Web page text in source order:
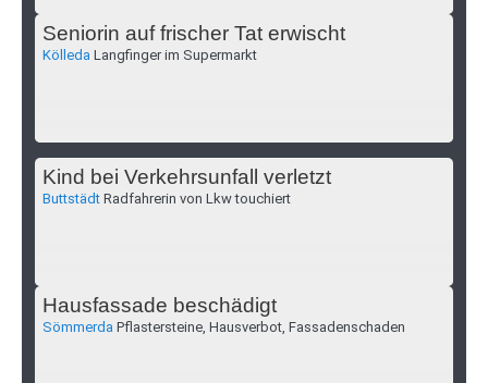
Seniorin auf frischer Tat erwischt
Kölleda Langfinger im Supermarkt
Kind bei Verkehrsunfall verletzt
Buttstädt Radfahrerin von Lkw touchiert
Hausfassade beschädigt
Sömmerda Pflastersteine, Hausverbot, Fassadenschaden